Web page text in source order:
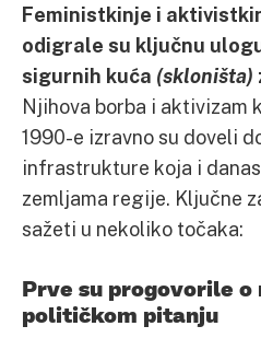
Feministkinje i
odigrale su ključnu
sigurnih kuća (skloništa)
Njihova borba i aktivizam
1990-e izravno su doveli
infrastrukture koja i
zemljama regije. Ključne
sažeti u nekoliko točaka:
Prve su progovorile o
političkom pitanju